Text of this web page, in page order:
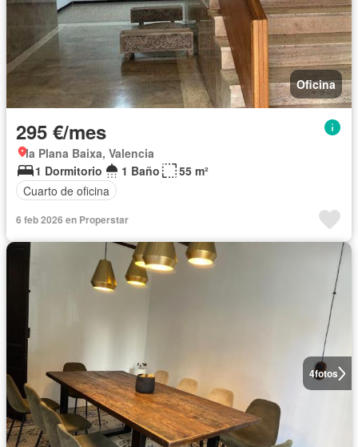
Oficina
295 €/mes
la Plana Baixa, Valencia
1 Dormitorio
1 Baño
55 m²
Cuarto de oficina
6 feb 2026 en Properstar
4fotos